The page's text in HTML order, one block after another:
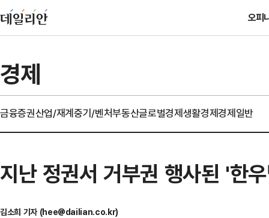
오피
경제
금융증권산업/재계중기/벤처부동산글로벌경제생활경제경제일반
지난 정권서 거부권 행사된 '한
김소희 기자 (hee@dailian.co.kr)